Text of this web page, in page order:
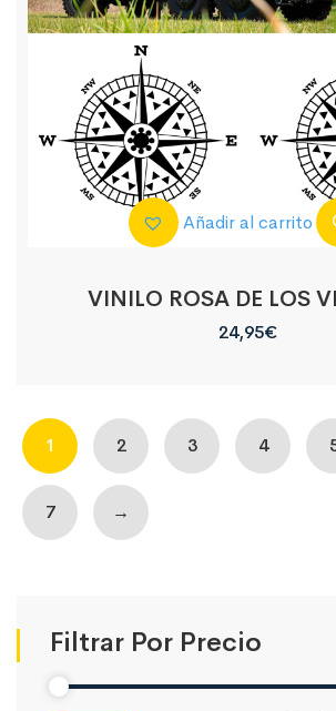
Filtrar Por Precio
Añadir al carrito
VINILO ROSA DE LOS
24,95€
1 2 3 4
7 →